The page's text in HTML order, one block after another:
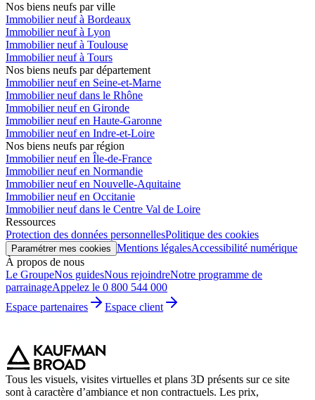
Nos biens neufs par ville
Immobilier neuf à Bordeaux
Immobilier neuf à Lyon
Immobilier neuf à Toulouse
Immobilier neuf à Tours
Nos biens neufs par département
Immobilier neuf en Seine-et-Marne
Immobilier neuf dans le Rhône
Immobilier neuf en Gironde
Immobilier neuf en Haute-Garonne
Immobilier neuf en Indre-et-Loire
Nos biens neufs par région
Immobilier neuf en Île-de-France
Immobilier neuf en Normandie
Immobilier neuf en Nouvelle-Aquitaine
Immobilier neuf en Occitanie
Immobilier neuf dans le Centre Val de Loire
Ressources
Protection des données personnellesPolitique des cookies
Paramétrer mes cookies Mentions légalesAccessibilité numérique
À propos de nous
Le GroupeNos guidesNous rejoindreNotre programme de
parrainageAppelez le 0 800 544 000
Espace partenaires
Espace client
Tous les visuels, visites virtuelles et plans 3D présents sur ce site
sont à caractère d’ambiance et non contractuels. Les prix,